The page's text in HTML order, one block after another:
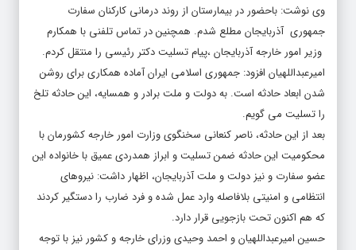
وی نوشت: باحضور در بیمارستان از روند درمانی کارکنان سفارت
جمهوری ‌ آذربایجان⁩ مطلع شدم. همچنین در تماس تلفنی با همکارم
وزیر امور خارجه آذربایجان ،پیام تسلیت دکتر رئیسی را منتقل کردم.
امیرعبداللهیان افزود: جمهوری اسلامی ایران آماده‌ همکاری برای روشن
شدن ابعاد حادثه است. به دولت و ملت برادر و همسایه، این حادثه تلخ
را تسلیت می گویم.
بعد از این حادثه، ناصر کنعانی سخنگوی وزارت امور خارجه کشورمان با
محکومیت این حادثه ضمن تسلیت و ابراز همدردی عمیق با خانواده این
عضو سفارت و نیز دولت و ملت آذربایجان، اظهار داشت: نیروهای
انتظامی و امنیتی بلافاصله وارد عمل شده و فرد ضارب را دستگیر کردند
که هم اکنون تحت بازجویی قرار دارد.
حسین امیرعبداللهیان و احمد وحیدی وزرای خارجه و کشور نیز با توجه